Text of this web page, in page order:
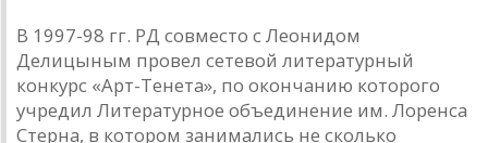
В 1997-98 гг. РД совместо с Леонидом
Делицыным провел сетевой литературный
конкурс «Арт-Тенета», по окончанию которого
учредил Литературное объединение им. Лоренса
Стерна, в котором занимались не сколько